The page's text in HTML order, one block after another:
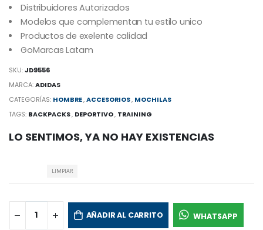
Distribuidores Autorizados
Modelos que complementan tu estilo unico
Productos de exelente calidad
GoMarcas Latam
SKU:JD9556
MARCA:ADIDAS
CATEGORÍAS: HOMBRE,ACCESORIOS, MOCHILAS
TAGS: BACKPACKS, DEPORTIVO, TRAINING
LO SENTIMOS, YA NO HAY EXISTENCIAS
LIMPIAR
AÑADIR AL CARRITO WHATSAPP